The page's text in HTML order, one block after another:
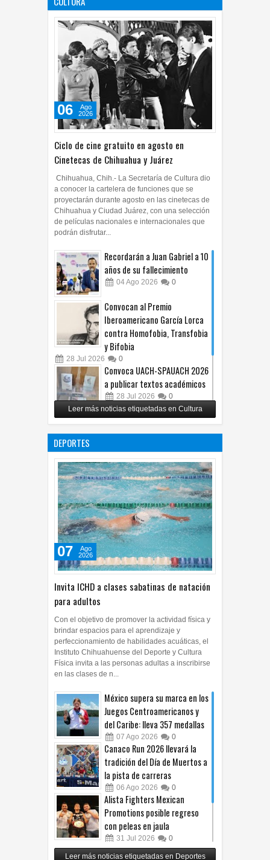
Ciclo de cine gratuito en agosto en
Cinetecas de Chihuahua y Juárez
06
Ago
2026
a conocer la cartelera de funciones que se
proyectarán durante agosto en las cinetecas de
Chihuahua y Ciudad Juárez, con una selección
de películas nacionales e internacionales que
podrán disfrutar...
años de su fallecimiento
04 Ago 2026 0
Iberoamericano García Lorca
contra Homofobia, Transfobia
y Bifobia
28 Jul 2026 0
Convoca UACH-SPAUACH 2026
a publicar textos académicos
28 Jul 2026 0
Copian proyecto pictórico del
exalcalde Juan Blanco
Leer más noticias etiquetadas en Cultura
DEPORTES
Invita ICHD a clases sabatinas de natación
para adultos
07
Ago
2026
brindar espacios para el aprendizaje y
perfeccionamiento de habilidades acuáticas, el
Instituto Chihuahuense del Deporte y Cultura
Física invita a las personas adultas a inscribirse
en las clases de n...
Juegos Centroamericanos y
del Caribe: lleva 357 medallas
07Ago 2026 0
Canaco Run 2026 llevará la
tradición del Día de Muertos a
la pista de carreras
06Ago 2026
Alista Fighters Mexican
Promotions posible regreso
con peleas en jaula
31 Jul 2026
Reunirá Box de Barrios a
peleadores de nueve
Leer más noticias etiquetadas en Deportes